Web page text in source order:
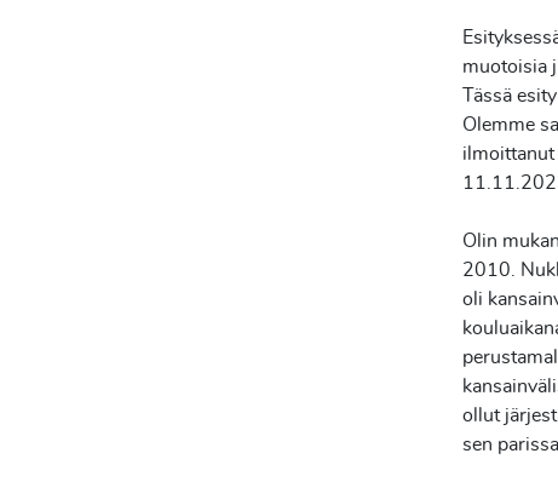
muotoisia
Tässä
Olemme
ilmoittanut
Olin
2010.
oli
ollut
sen parissa.